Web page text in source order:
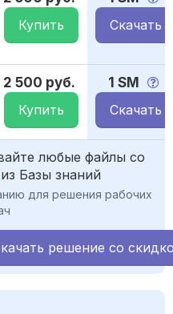
Купить
Скачать
2 500 руб.
Купить
1 SM
Скачать
любые файлы со
из Базы знаний
для решения рабочих
решение со